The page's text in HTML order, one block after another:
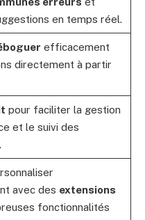
en temps réel.
efficacement
directement à partir
pour faciliter la gestion
et le suivi des
avec des extensions
fonctionnalités